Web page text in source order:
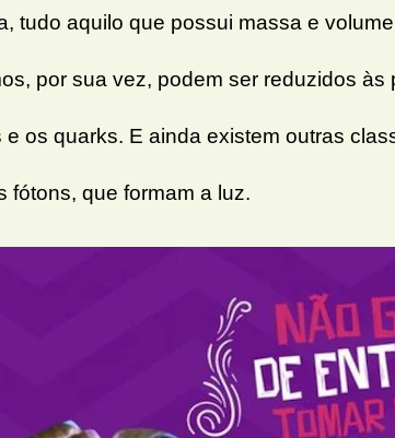
tudo aquilo que possui massa e
por sua vez, podem ser reduzidos
e os quarks. E ainda existem outras
fótons, que formam a luz.